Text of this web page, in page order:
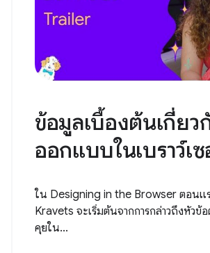
ข้อมูลเบื้องต้นเกี่ยว
ออกแบบในเบราว์เซ
ใน Designing in the Browser ตอนแ
Kravets จะเริ่มต้นจากการกล่าวถึงหัวข้
คุยใน...